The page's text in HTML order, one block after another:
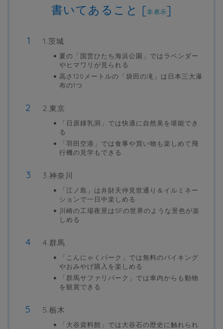
書いてあること [非表示]
1.茨城
夏の「国営ひたち海浜公園」ではラベンダー
やヒマワリが見られる
高さ120メートルの「袋田の滝」は日本三大瀑
布の1つ
2.東京
「日原鍾乳洞」では快適に自然美を堪能でき
る
「羽田空港」では食事や買い物も楽しめて飛
行機の見学もできる
3.神奈川
「江ノ島」は弁財天仲見世通り＆イルミネー
ションで一日中楽しめる
川崎の工場夜景はSFの世界のような景色が楽
しめる
4.群馬
「こんにゃくパーク」では無料のバイキング
やおみやげ購入を楽しめる
「群馬サファリパーク」では車内からも動物
を観賞できる
5.栃木
「大谷資料館」では大谷石の歴史に触れられ